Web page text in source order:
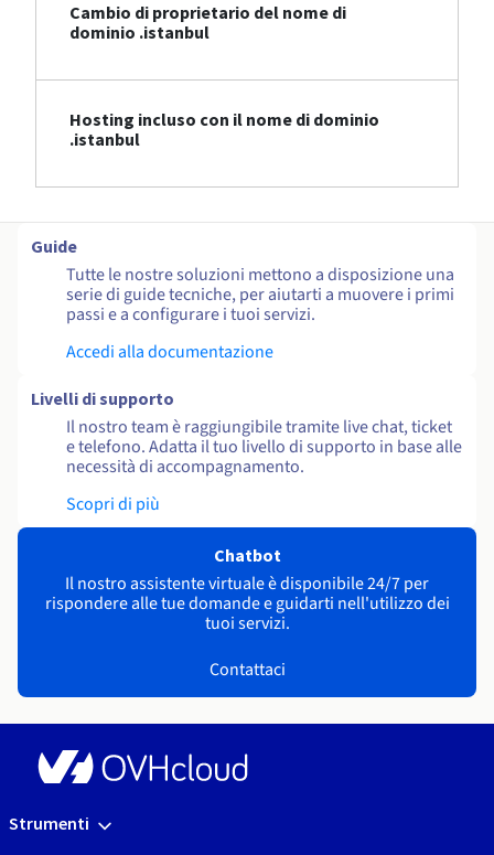
Cambio di proprietario del nome di
dominio .istanbul
Hosting incluso con il nome di dominio
.istanbul
Guide
Tutte le nostre soluzioni mettono a disposizione una
serie di guide tecniche, per aiutarti a muovere i primi
passi e a configurare i tuoi servizi.
Accedi alla documentazione
Livelli di supporto
Il nostro team è raggiungibile tramite live chat, ticket
e telefono. Adatta il tuo livello di supporto in base alle
necessità di accompagnamento.
Scopri di più
Chatbot
Il nostro assistente virtuale è disponibile 24/7 per
rispondere alle tue domande e guidarti nell'utilizzo dei
tuoi servizi.
Contattaci
Strumenti